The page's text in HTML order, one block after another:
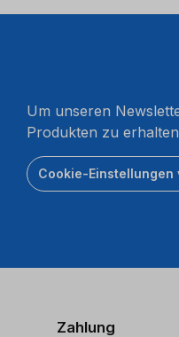
Um unseren
Produkten zu
Cookie-Einstellungen
Zahlung